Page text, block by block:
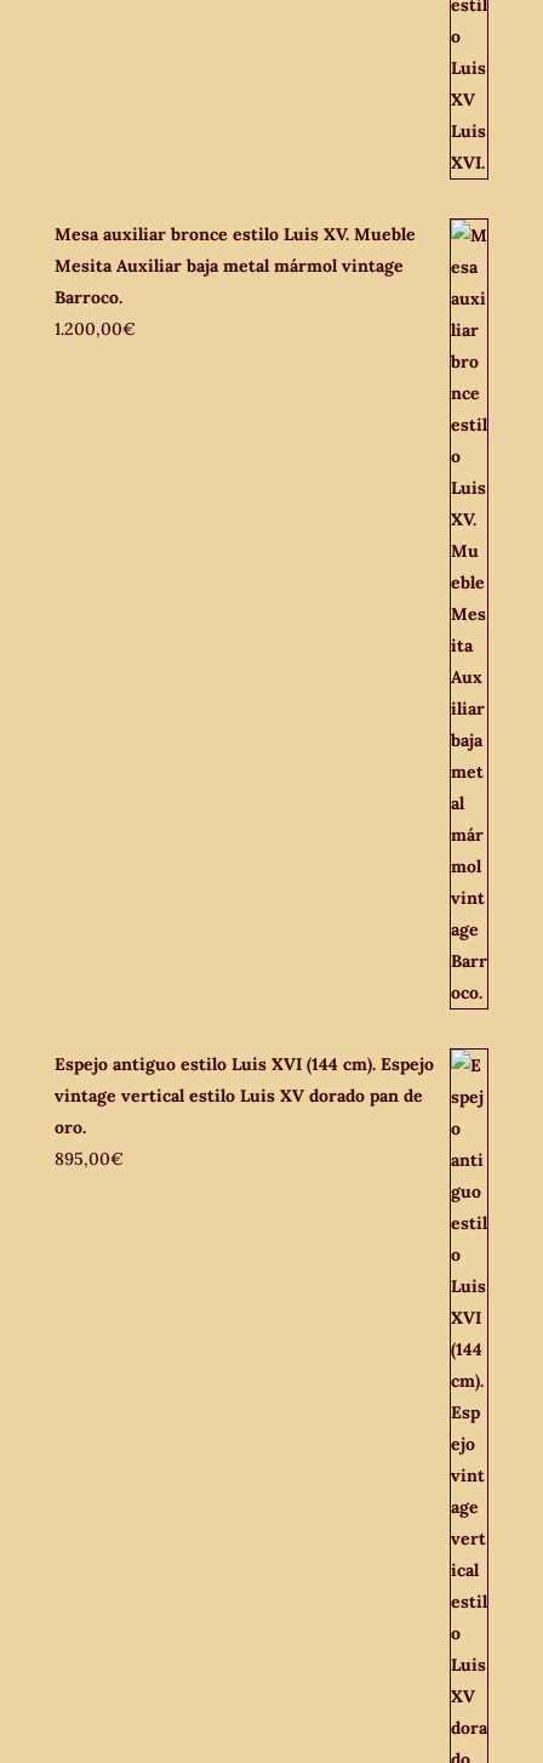
Mesa auxiliar bronce estilo Luis XV. Mueble
Mesita Auxiliar baja metal mármol vintage
Barroco.
1.200,00€
Espejo antiguo estilo Luis XVI (144 cm). Espejo
vintage vertical estilo Luis XV dorado pan de
oro.
895,00€